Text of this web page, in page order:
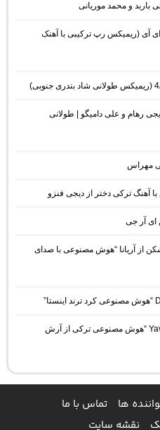
آی (ریمیکس رپ ترکیبی با آهنک
ریمیکس موزیک باکس 43 از دیجی رهام و علی دامیگو | طولانی
آهنگ ترکی دختر از دیجی فنزو
ای آر جی
از آریانا “هوش مصنوعی با صدای
دانلود آهنگ Yavaş Yavaş Derin Derin “هوش مصنوعی ترکی از آرش
ها
تماس با ما
نقشه سایت